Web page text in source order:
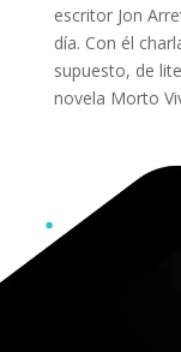
escritor Jon
día. Con él
supuesto, de
novela Morto